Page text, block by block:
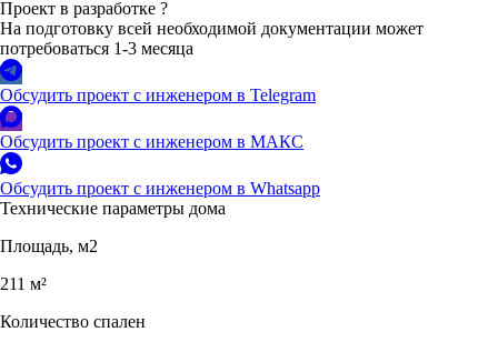
Проект в разработке ?
На подготовку всей необходимой документации может
потребоваться 1-3 месяца
Обсудить проект с инженером в Telegram
Обсудить проект с инженером в МАКС
Обсудить проект с инженером в Whatsapp
Технические параметры дома
Площадь, м2
211 м²
Количество спален